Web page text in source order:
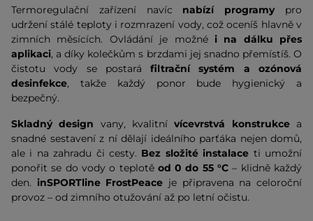
Termoregulační zařízení navíc nabízí programy pro
udržení stálé teploty i rozmrazení vody, což oceníš hlavně v
zimních měsících. Ovládání je možné i na dálku přes
aplikaci, a díky kolečkům s brzdami jej snadno přemístíš. O
čistotu vody se postará filtrační systém a ozónová
desinfekce, takže každý ponor bude hygienický a
bezpečný.
Skladný design vany, kvalitnívícevrstvá konstrukce a
snadné sestavení z ní dělají ideálního parťáka nejen domů,
ale i na zahradu či cesty. Bez složité instalace ti umožní
ponořit se do vody o teplotě od 0 do 55 °C – klidně každý
den. inSPORTline FrostPeace je připravena na celoroční
provoz – od zimního otužování až po letní očistu.